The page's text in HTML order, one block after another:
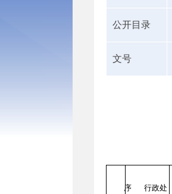
公开目录
文号
序 行政处